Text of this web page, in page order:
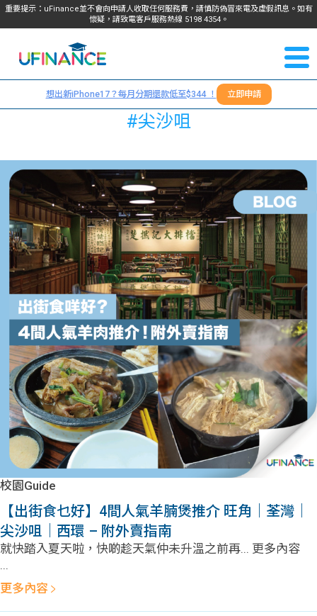
重要提示：uFinance並不會向申請人收取任何服務費，請慎防偽冒來電及虛假訊息。如有
懷疑，請致電客戶服務熱線 5198 4354。
我們
服務
學生
貸款
貸款
計算
機
學生
故事
分享
大學
生學
款
學生
資訊
Blog
大專
生筍
工推
介
搵工
Gui
han
常見
問題
學生
福利
uFina
nce
校園
贊助
聯絡
我們
們
＋
4354
想出新iPhone17？每月分期還款低至$344 ！ 立即申請
#尖沙咀
校園Guide
【出街食乜好】4間人氣羊腩煲推介 旺角｜荃灣｜
尖沙咀｜西環 – 附外賣指南
就快踏入夏天啦，快啲趁天氣仲未升溫之前再... 更多內容
...
更多內容